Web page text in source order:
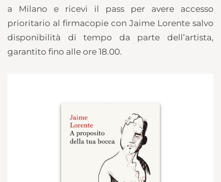
a Milano e ricevi il pass per avere accesso
prioritario al firmacopie con Jaime Lorente salvo
disponibilità di tempo da parte dell’artista,
garantito fino alle ore 18.00.